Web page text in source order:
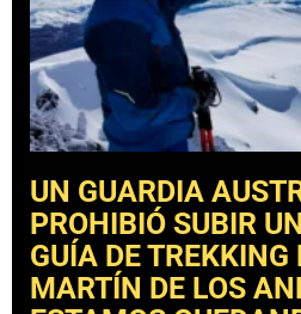
UN GUARDIA
PROHIBIÓ SUBIR
GUÍA DE TREKKING
MARTÍN DE LOS